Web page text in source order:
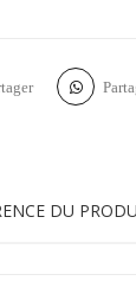
DU